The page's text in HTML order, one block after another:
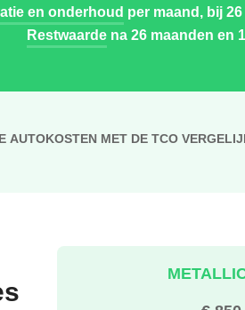
en onderhoud per maand, bij
Restwaardena 26 maanden en
AUTOKOSTEN MET DE TCO